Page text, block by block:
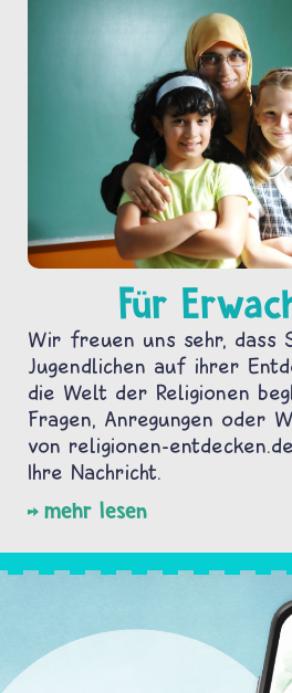
Für
Wir freuen uns sehr, dass
Jugendlichen auf ihrer
die Welt der Religionen
Fragen, Anregungen oder
von religionen-
Ihre Nachricht.
mehr lesen